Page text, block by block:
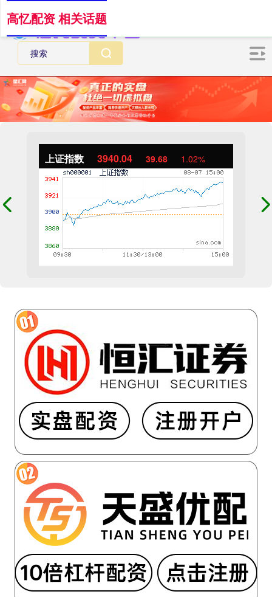
上证指数 3940.04 39.68 1.02%
高忆配资 相关话题